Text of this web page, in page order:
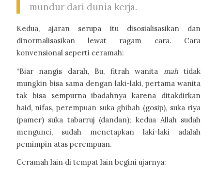
mundur dari dunia kerja.
Kedua, ajaran serupa itu disosialisasikan dan
dinormalisasikan lewat ragam cara. Cara
konvensional seperti ceramah:
“Biar nangis darah, Bu, fitrah wanita mahtidak
mungkin bisa sama dengan laki-laki, pertama wanita
tak bisa sempurna ibadahnya karena ditakdirkan
haid, nifas, perempuan suka ghibah (gosip), suka riya
(pamer) suka tabarruj (dandan); kedua Allah sudah
mengunci, sudah menetapkan laki-laki adalah
pemimpin atas perempuan.
Ceramah lain di tempat lain begini ujarnya: